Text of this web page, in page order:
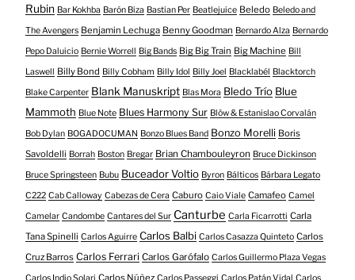
Rubin Bar Kokhba Barón Biza Bastian Per Beatlejuice Beledo Beledo and
The Avengers Benjamin Lechuga Benny Goodman Bernardo Alza Bernardo
Pepo Daluicio Bernie Worrell Big Bands Big Big Train Big Machine Bill
Laswell Billy Bond Billy Cobham Billy Idol Billy Joel Blacklabél Blacktorch
Blake Carpenter Blank Manuskript Blas Mora Bledo Trío Blue
Mammoth Blue Note Blues Harmony Sur Blöw & Estanislao Corvalán
Bob Dylan BOGADOCUMAN Bonzo Blues Band Bonzo Morelli Boris
Savoldelli Borrah Boston Bregar Brian Chambouleyron Bruce Dickinson
Bruce Springsteen Bubu Buceador Voltio Byron Bálticos Bárbara Legato
C222 Cab Calloway Cabezas de Cera Caburo Caio Viale Camafeo Camel
Camelar Candombe Cantares del Sur Canturbe Carla Ficarrotti Carla
Tana Spinelli Carlos Aguirre Carlos Balbi Carlos Casazza Quinteto Carlos
Cruz Barros Carlos Ferrari Carlos Garófalo Carlos Guillermo Plaza Vegas
Carlos Indio Solari Carlos Núñez Carlos Passeggi Carlos Patán Vidal Carlos